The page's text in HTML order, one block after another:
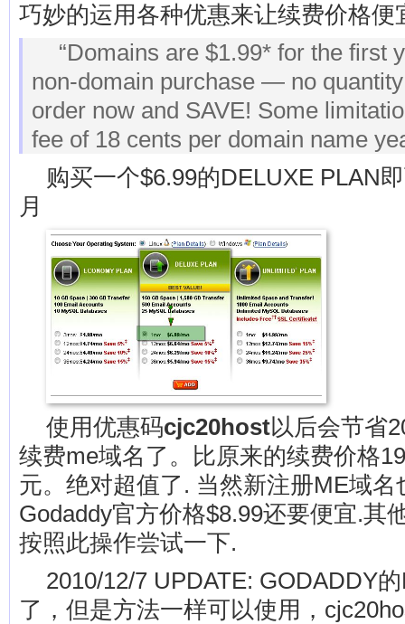
巧妙的运用各种优惠来让续费价格便
“Domains are $1.99* for the first
non-domain purchase — no
order now and SAVE! Some
fee of 18 cents per domain name
购买一个$6.99的DELUXE PLAN
月
使用优惠码cjc20host以后会节省
续费me域名了。比原来的续费价格
元。绝对超值了. 当然新注册ME域
Godaddy官方价格$8.99还要便宜.其
按照此操作尝试一下.
2010/12/7 UPDATE: GODADDY
了，但是方法一样可以使用，